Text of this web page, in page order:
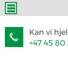
Kan vi
+47 45 80